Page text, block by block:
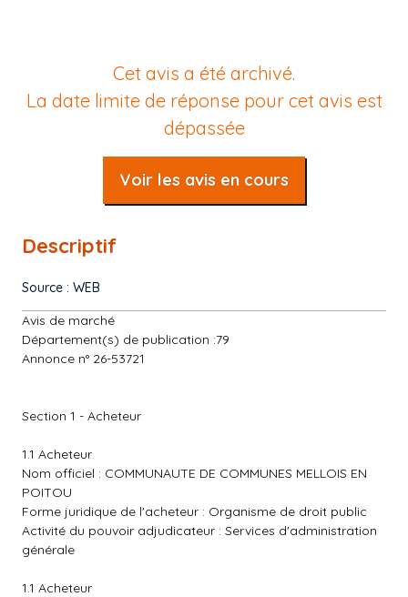
Cet avis a été archivé.
La date limite de réponse pour cet avis est
dépassée
Voir les avis en cours
Descriptif
Source : WEB
Avis de marché
Département(s) de publication :79
Annonce n° 26-53721
Section 1 - Acheteur
1.1 Acheteur
Nom officiel : COMMUNAUTE DE COMMUNES MELLOIS EN
POITOU
Forme juridique de l'acheteur : Organisme de droit public
Activité du pouvoir adjudicateur : Services d'administration
générale
1.1 Acheteur